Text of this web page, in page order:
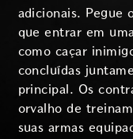
adicionais. Pegue
que entrar em
como caçar
concluídas
principal. Os
orvalho de
suas armas